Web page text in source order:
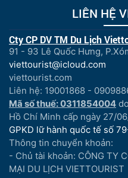
LIÊN HỆ
Cty CP DV TM Du Lịch
91 - 93 Lê Quốc Hưng,
viettourist@icloud.com
viettourist.com
Liên hệ: 19001868 -
Mã số thuế: 0311854004
Hồ Chí Minh cấp ngày 27/
GPKD lữ hành quốc tế số
Thông tin chuyển khoản:
- Chủ tài khoản: CÔNG TY
MẠI DU LỊCH VIETTOURIST